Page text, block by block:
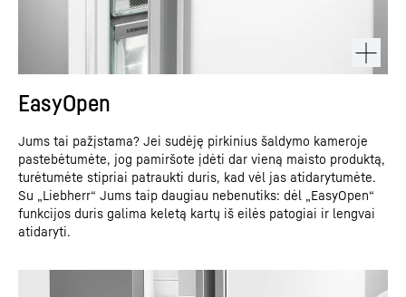
EasyOpen
Jums tai pažįstama? Jei sudėję pirkinius šaldymo kameroje
pastebėtumėte, jog pamiršote įdėti dar vieną maisto produktą,
turėtumėte stipriai patraukti duris, kad vėl jas atidarytumėte.
Su „Liebherr“ Jums taip daugiau nebenutiks: dėl „EasyOpen“
funkcijos duris galima keletą kartų iš eilės patogiai ir lengvai
atidaryti.